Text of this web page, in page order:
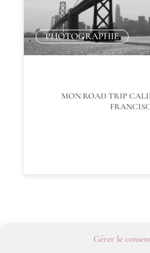
Gérer le
PHOTOGRAPHIE
MON ROAD TRIP